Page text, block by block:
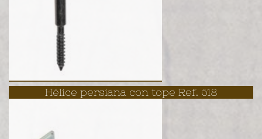
Hélice persiana con tope Ref. 618